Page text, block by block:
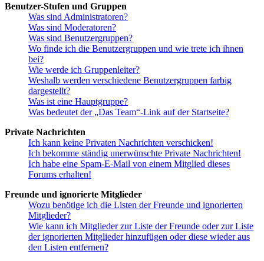
Benutzer-Stufen und Gruppen
Was sind Administratoren?
Was sind Moderatoren?
Was sind Benutzergruppen?
Wo finde ich die Benutzergruppen und wie trete ich ihnen
bei?
Wie werde ich Gruppenleiter?
Weshalb werden verschiedene Benutzergruppen farbig
dargestellt?
Was ist eine Hauptgruppe?
Was bedeutet der „Das Team“-Link auf der Startseite?
Private Nachrichten
Ich kann keine Privaten Nachrichten verschicken!
Ich bekomme ständig unerwünschte Private Nachrichten!
Ich habe eine Spam-E-Mail von einem Mitglied dieses
Forums erhalten!
Freunde und ignorierte Mitglieder
Wozu benötige ich die Listen der Freunde und ignorierten
Mitglieder?
Wie kann ich Mitglieder zur Liste der Freunde oder zur Liste
der ignorierten Mitglieder hinzufügen oder diese wieder aus
den Listen entfernen?